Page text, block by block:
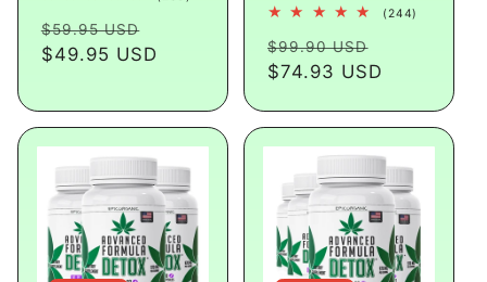
Precio
habitual
$59.95 USD
de
$49.95 USD
(244)
Precio
habitual
$99.90 USD
de
$74.93 USD